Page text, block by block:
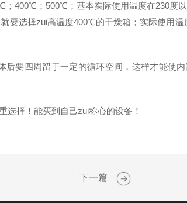
400℃；500℃；基本实际使用温度在230度
要选择zui高温度400℃的干燥箱；实际使用温
要四周留于一定的循环空间，这样才能使
选择！能买到自己zui称心的设备！
下一篇